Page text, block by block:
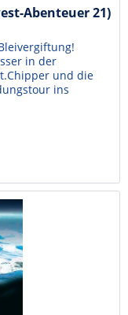
Abenteuer 21)
in der
und die
ins
doch der...